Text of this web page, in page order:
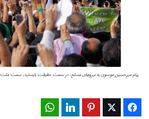
پیام میرحسین موسوی به نیروهای مسلح: در سمت حقیقت بایستید، سمت ملت
Facebook
Twitter
Pinterest
LinkedIn